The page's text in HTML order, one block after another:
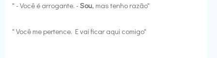
" - Você é arrogante. -Sou, mas tenho razão"
" Você me pertence. E vai ficar aqui comigo"